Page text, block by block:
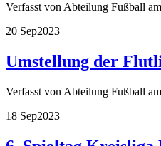
Verfasst von Abteilung Fußball am
20 Sep2023
Umstellung der
Verfasst von Abteilung Fußball am
18 Sep2023